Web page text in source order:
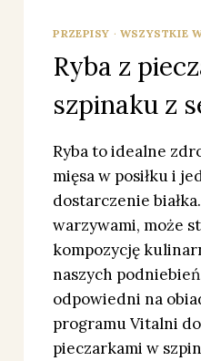
PRZEPISY · WSZYSTKIE
Ryba z
szpinaku z
Ryba to idealne
mięsa w posiłku i
dostarczenie
warzywami, może
kompozycję
naszych
odpowiedni na
programu Vitalni do
pieczarkami w